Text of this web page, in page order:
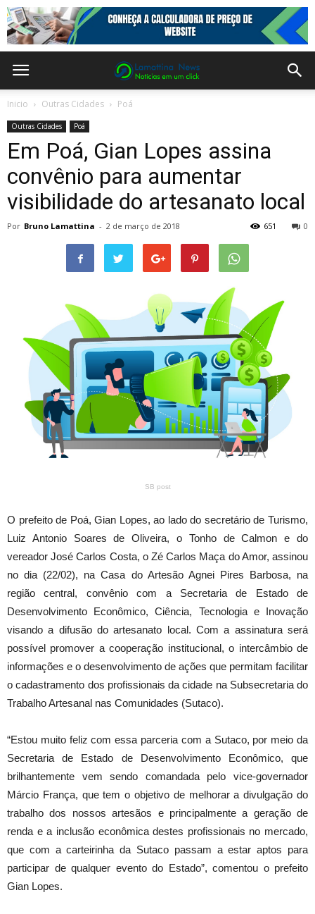
Inicio Outras Cidades Poá
Outras Cidades Poá
Em Poá, Gian Lopes assina
convênio para aumentar
visibilidade do artesanato local
Por Bruno Lamattina - 2 de março de 2018 0
651
SB post
O prefeito de Poá, Gian Lopes, ao lado do secretário de Turismo,
Luiz Antonio Soares de Oliveira, o Tonho de Calmon e do
vereador José Carlos Costa, o Zé Carlos Maça do Amor, assinou
no dia (22/02), na Casa do Artesão Agnei Pires Barbosa, na
região central, convênio com a Secretaria de Estado de
Desenvolvimento Econômico, Ciência, Tecnologia e Inovação
visando a difusão do artesanato local. Com a assinatura será
possível promover a cooperação institucional, o intercâmbio de
informações e o desenvolvimento de ações que permitam facilitar
o cadastramento dos profissionais da cidade na Subsecretaria do
Trabalho Artesanal nas Comunidades (Sutaco).
“Estou muito feliz com essa parceria com a Sutaco, por meio da
Secretaria de Estado de Desenvolvimento Econômico, que
brilhantemente vem sendo comandada pelo vice-governador
Márcio França, que tem o objetivo de melhorar a divulgação do
trabalho dos nossos artesãos e principalmente a geração de
renda e a inclusão econômica destes profissionais no mercado,
que com a carteirinha da Sutaco passam a estar aptos para
participar de qualquer evento do Estado”, comentou o prefeito
Gian Lopes.